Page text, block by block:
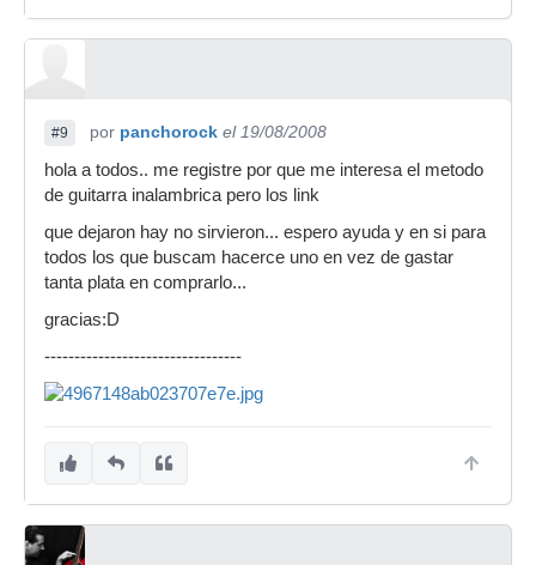
#9 por panchorock el 19/08/2008
hola a todos.. me registre por que me interesa el metodo
de guitarra inalambrica pero los link
que dejaron hay no sirvieron... espero ayuda y en si para
todos los que buscam hacerce uno en vez de gastar
tanta plata en comprarlo...
gracias:D
---------------------------------